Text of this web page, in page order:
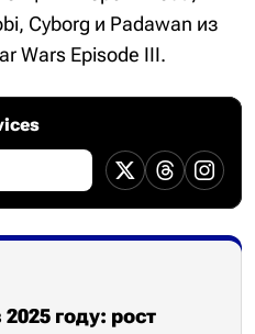
Cyborg и Padawan из
Wars Episode III.
году: рост